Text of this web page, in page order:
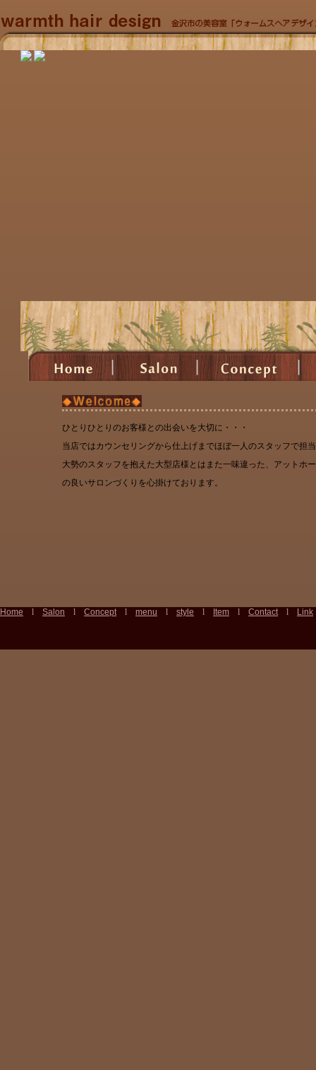
ひとりひとりのお客様との出会いを大切に・・・
当店ではカウンセリングから仕上げまでほぼ一人のスタッフで担
大勢のスタッフを抱えた大型店様とはまた一味違った、アットホ
の良いサロンづくりを心掛けております。
Home l Salon l Conceptl menu l style l Item l Contactl Link